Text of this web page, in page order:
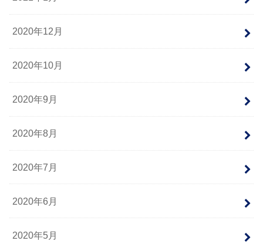
2020年12月
2020年10月
2020年9月
2020年8月
2020年7月
2020年6月
2020年5月